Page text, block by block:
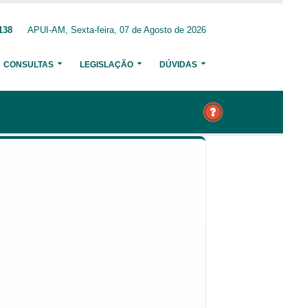
APUI-AM, Sexta-feira, 07 de Agosto de 2026
CONSULTAS LEGISLAÇÃO DÚVIDAS